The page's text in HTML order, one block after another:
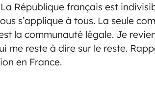
République français est
s’applique à tous. La seule
la communauté légale. Je
me reste à dire sur le reste.
en France.